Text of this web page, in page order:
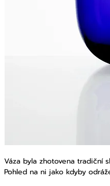
Váza byla zhotovena tradiční
Pohled na ni jako kdyby